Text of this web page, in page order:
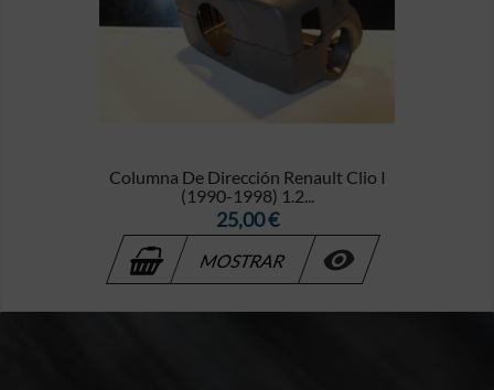
Columna De Dirección Renault Clio I
(1990-1998) 1.2...
Precio
25,00 €
MOSTRAR 